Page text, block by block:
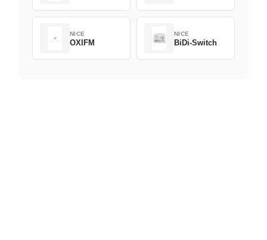
NICE
OXIFM
NICE
BiDi-Switch